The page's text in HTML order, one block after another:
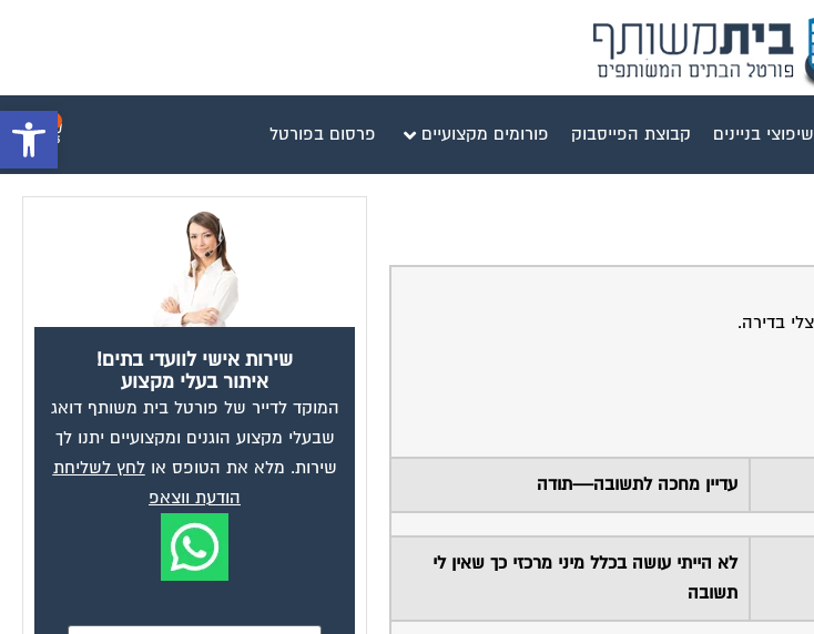
פתח שיפוצי בניינים קבוצת הפייסבוק פורומים מקצועיים פרסום בפורטל
עדיין מחכה לתשובה—תודה
לא הייתי עושה בכלל מיני מרכזי כך שאין לי
תשובה
שירות אישי לוועדי בתים!
איתור בעלי מקצוע
המוקד לדייר של פורטל בית משותף דואג
שבעלי מקצוע הוגנים ומקצועיים יתנו לך
שירות. מלא את הטופס אולחץ לשליחת
הודעת ווצאפ